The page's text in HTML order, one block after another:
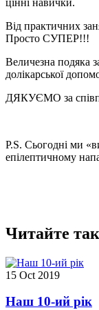
Від практичних
Просто СУПЕР!!!
Величезна подяка
долікарської
ДЯКУЄМО за
P.S. Сьогодні ми
епілептичному
Читайте
15 Oct 2019
Наш 10-ий рік